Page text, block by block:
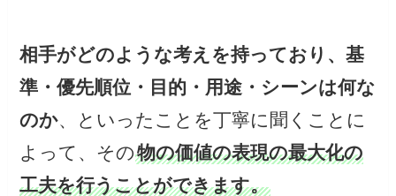
相手がどのような考えを持っており、基
準・優先順位・目的・用途・シーンは何な
のか、といったことを丁寧に聞くことに
よって、その物の価値の表現の最大化の
工夫を行うことができます。